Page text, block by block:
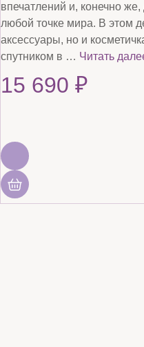
впечатлений и, конечно
любой точке мира. В этом
аксессуары, но и
спутником в … Читать
15 690 ₽